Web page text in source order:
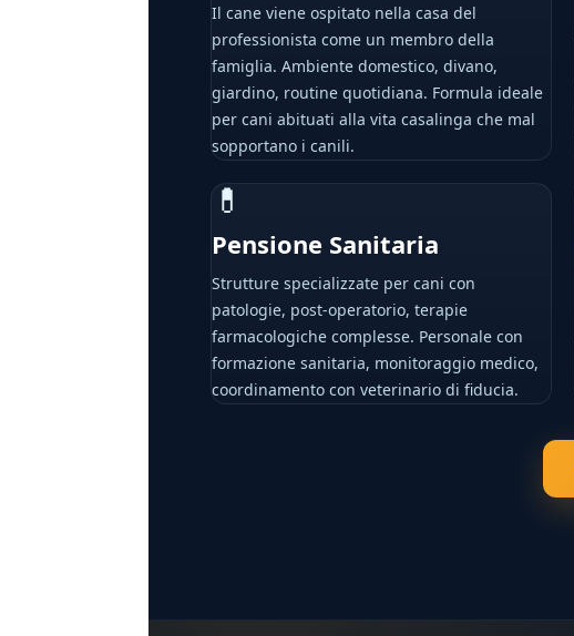
Il cane viene ospitato nella casa del
professionista come un membro della
famiglia. Ambiente domestico, divano,
giardino, routine quotidiana. Formula ideale
per cani abituati alla vita casalinga che mal
sopportano i canili.
💊
Pensione Sanitaria
Strutture specializzate per cani con
patologie, post-operatorio, terapie
farmacologiche complesse. Personale con
formazione sanitaria, monitoraggio medico,
coordinamento con veterinario di fiducia.